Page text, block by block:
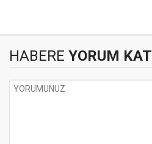
HABERE YORUM KAT